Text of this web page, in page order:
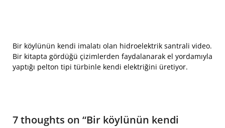
Bir köylünün kendi imalatı olan hidroelektrik santrali video.
Bir kitapta gördüğü çizimlerden faydalanarak el yordamıyla
yaptığı pelton tipi türbinle kendi elektriğini üretiyor.
7 thoughts on “Bir köylünün kendi